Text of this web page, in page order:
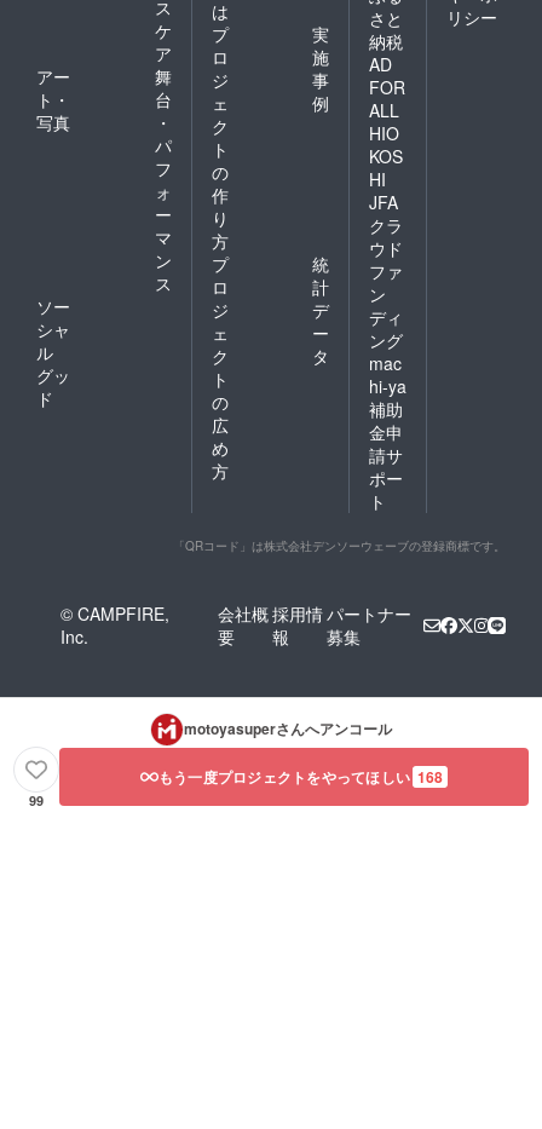
ス
ケ
ア
アー
ト・
写真
舞
台
・
パ
フ
ォ
ー
マ
ン
ス
ソー
シャ
ル
グッ
ド
は
プ
ロ
ジ
ェ
ク
ト
の
作
り
方
実
施
事
例
プ
ロ
ジ
ェ
ク
ト
の
広
め
方
統
計
デ
ー
タ
さと
納税
AD
FOR
ALL
HIO
KOS
HI
JFA
クラ
ウド
ファ
ン
ディ
ング
mac
hi-ya
補助
金申
請サ
ポー
ト
リシー
「QRコード」は株式会社デンソーウェーブの登録商標です。
© CAMPFIRE,
Inc.
会社概
要
採用情
報
パートナー
募集
motoyasuperさんへアンコール
99
もう一度プロジェクトをやってほしい 168